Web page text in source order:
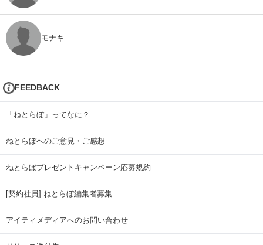
モナキ
FEEDBACK
「ねとらぼ」ってなに？
ねとらぼへのご意見・ご感想
ねとらぼプレゼントキャンペーン応募規約
[契約社員] ねとらぼ編集者募集
アイティメディアへのお問い合わせ